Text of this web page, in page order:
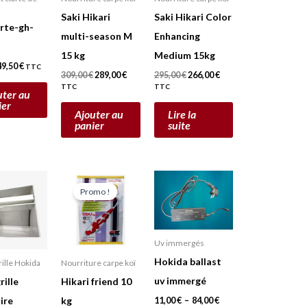
gh-
€ TTC
au
Saki Hikari
multi-season M
15 kg
309,00€289,00€
TTC
Ajouter au
panier
Saki Hikari Color
Enhancing
Medium 15kg
295,00€266,00€
TTC
Lire la
suite
Hokida
Promo !
Nourriture carpe koï
Hikari friend 10
kg
produit
variations.
options
Uv immergés
Hokida ballast
uv immergé
11,00€ – 84,00€
prix :
11,00 €
84,00 €